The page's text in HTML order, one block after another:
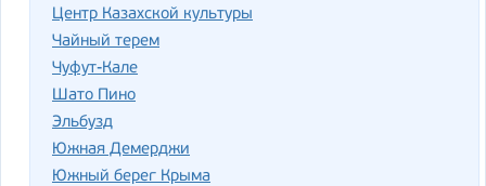
Центр Казахской культуры
Чайный терем
Чуфут-Кале
Шато Пино
Эльбузд
Южная Демерджи
Южный берег Крыма